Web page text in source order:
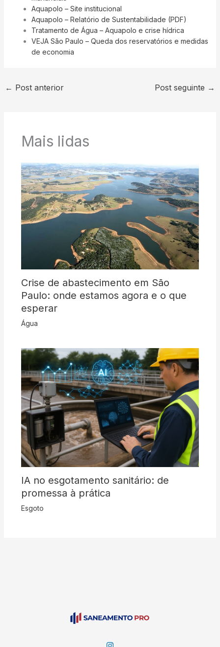
Aquapolo – Site institucional
Aquapolo – Relatório de Sustentabilidade (PDF)
Tratamento de Água – Aquapolo e crise hídrica
VEJA São Paulo – Queda dos reservatórios e medidas
de economia
← Post anterior Post seguinte →
Mais lidas
Crise de abastecimento em São
Paulo: onde estamos agora e o que
esperar
Água
IA no esgotamento sanitário: de
promessa à prática
Esgoto